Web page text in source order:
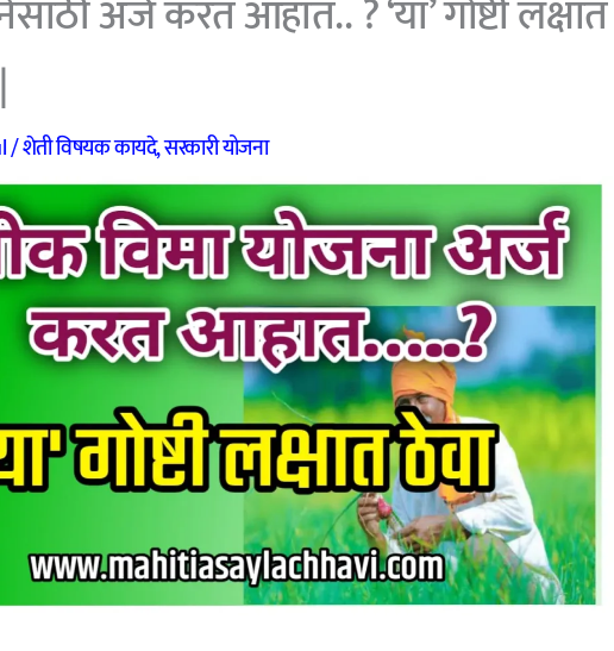
अर्ज करत आहात.. ? ‘या’ गोष्टी लक्षात
/शेती विषयक कायदे,सरकारी योजना